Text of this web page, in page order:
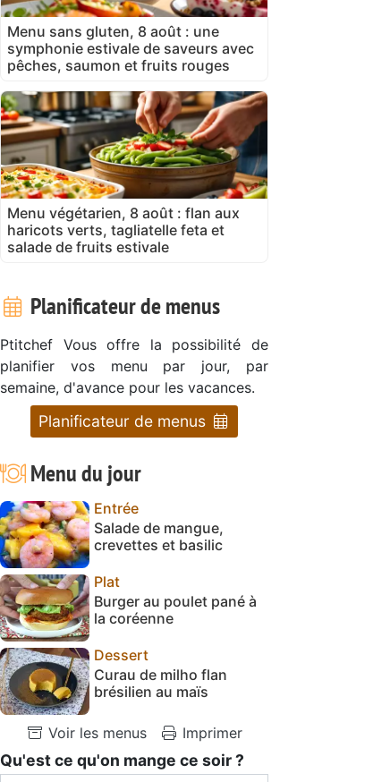
Menu sans gluten, 8 août : une
symphonie estivale de saveurs avec
pêches, saumon et fruits rouges
Menu végétarien, 8 août : flan aux
haricots verts, tagliatelle feta et
salade de fruits estivale
Planificateur de menus
Ptitchef Vous offre la possibilité de
planifier vos menu par jour, par
semaine, d'avance pour les vacances.
Planificateur de menus
Menu du jour
Entrée
Salade de mangue,
crevettes et basilic
Plat
Burger au poulet pané à
la coréenne
Dessert
Curau de milho flan
brésilien au maïs
Voir les menus Imprimer
Qu'est ce qu'on mange ce soir ?